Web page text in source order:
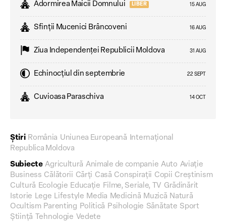
Adormirea Maicii Domnului LIBER 15 AUG
Sfinții Mucenici Brâncoveni 16 AUG
Ziua Independenţei Republicii Moldova 31 AUG
Echinocțiul din septembrie 22 SEPT
Cuvioasa Paraschiva 14 OCT
Știri România Uniunea Europeană Internațional
Republica Moldova
Subiecte Agricultură Animale de companie Auto Aviație
Business Călătorii Cărți Casă Conspirații Copii Creștinism
Cultură Ecologie Educație Filme, Seriale, TV Grădinărit
Istorie Lege Lifestyle Media Medicină Muzică Natură
Ocultism Parenting Politică Psihologie Sănătate Sport
Știință Tehnologie Vedete